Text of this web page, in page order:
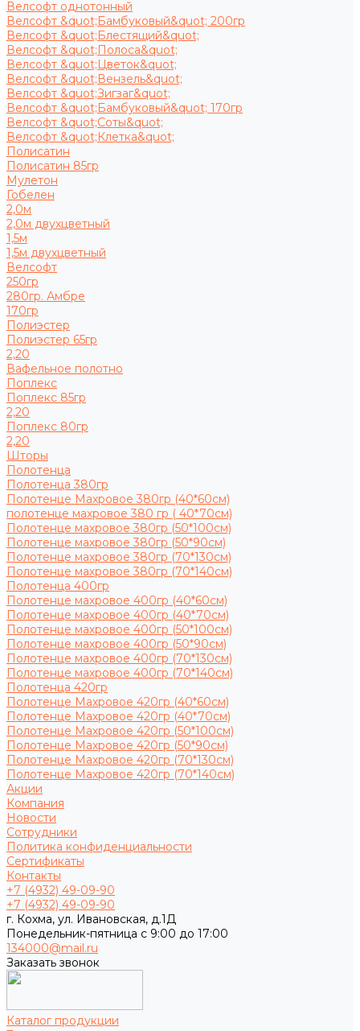
Велсофт однотонный
Велсофт &quot;Бамбуковый&quot; 200гр
Велсофт &quot;Блестящий&quot;
Велсофт &quot;Полоса&quot;
Велсофт &quot;Цветок&quot;
Велсофт &quot;Вензель&quot;
Велсофт &quot;Зигзаг&quot;
Велсофт &quot;Бамбуковый&quot; 170гр
Велсофт &quot;Соты&quot;
Велсофт &quot;Клетка&quot;
Полисатин
Полисатин 85гр
Мулетон
Гобелен
2,0м
2,0м двухцветный
1,5м
1,5м двухцветный
Велсофт
250гр
280гр. Амбре
170гр
Полиэстер
Полиэстер 65гр
2,20
Вафельное полотно
Поплекс
Поплекс 85гр
2,20
Поплекс 80гр
2,20
Шторы
Полотенца
Полотенца 380гр
Полотенце Махровое 380гр (40*60см)
полотенце махровое 380 гр ( 40*70см)
Полотенце махровое 380гр (50*100см)
Полотенце махровое 380гр (50*90см)
Полотенце махровое 380гр (70*130см)
Полотенце махровое 380гр (70*140см)
Полотенца 400гр
Полотенце махровое 400гр (40*60см)
Полотенце махровое 400гр (40*70см)
Полотенце махровое 400гр (50*100см)
Полотенце махровое 400гр (50*90см)
Полотенце махровое 400гр (70*130см)
Полотенце махровое 400гр (70*140см)
Полотенца 420гр
Полотенце Махровое 420гр (40*60см)
Полотенце Махровое 420гр (40*70см)
Полотенце Махровое 420гр (50*100см)
Полотенце Махровое 420гр (50*90см)
Полотенце Махровое 420гр (70*130см)
Полотенце Махровое 420гр (70*140см)
Акции
Компания
Новости
Сотрудники
Политика конфиденциальности
Сертификаты
Контакты
+7 (4932) 49-09-90
+7 (4932) 49-09-90
г. Кохма, ул. Ивановская, д.1Д
Понедельник-пятница с 9:00 до 17:00
134000@mail.ru
Заказать звонок
Каталог продукции